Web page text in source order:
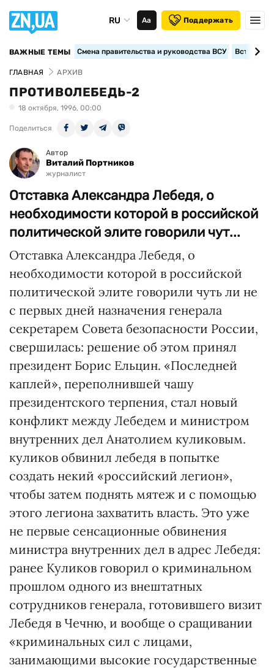
RU Аа Поддержать
ВАЖНЫЕ ТЕМЫ Смена правительства и руководства ВСУ
ГЛАВНАЯ АРХИВ
ПРОТИВОЛЕБЕДЬ-2
18 октября, 1996, 00:00
Поделиться
Автор
Виталий Портников
журналист
Отставка Александра Лебедя, о
необходимости которой в российской
политической элите говорили чут...
Отставка Александра Лебедя, о
необходимости которой в российской
политической элите говорили чуть ли не
с первых дней назначения генерала
секретарем Совета безопасности России,
свершилась: решение об этом принял
президент Борис Ельцин. «Последней
каплей», переполнившей чашу
президентского терпения, стал новый
конфликт между Лебедем и министром
внутренних дел Анатолием куликовым.
куликов обвинил лебедя в попытке
создать некий «российский легион»,
чтобы затем поднять мятеж и с помощью
этого легиона захватить власть. Это уже
не первые сенсационные обвинения
министра внутренних дел в адрес Лебедя:
ранее Куликов говорил о криминальном
прошлом одного из внештатных
сотрудников генерала, готовившего визит
Лебедя в Чечню, и вообще о сращивании
«криминальных сил с лицами,
занимающими высокие государственные